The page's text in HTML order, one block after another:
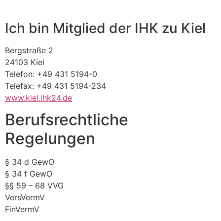
Ich bin Mitglied der IHK zu Kiel
Bergstraße 2
24103 Kiel
Telefon: +49 431 5194-0
Telefax: +49 431 5194-234
www.kiel.ihk24.de
Berufsrechtliche
Regelungen
§ 34 d GewO
§ 34 f GewO
§§ 59 – 68 VVG
VersVermV
FinVermV